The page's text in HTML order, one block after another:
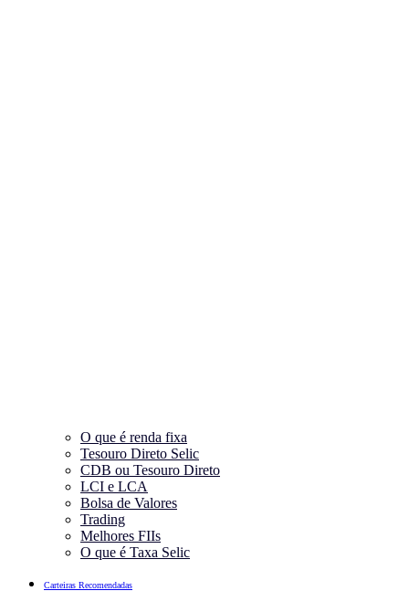
O que é renda fixa
Tesouro Direto Selic
CDB ou Tesouro Direto
LCI e LCA
Bolsa de Valores
Trading
Melhores FIIs
O que é Taxa Selic
Carteiras Recomendadas